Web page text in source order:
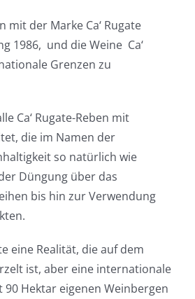
mit der Marke Ca‘ Rugate
1986, und die Weine Ca‘
Grenzen zu
Ca‘ Rugate-Reben mit
die im Namen der
so natürlich wie
Düngung über das
bis hin zur Verwendung
eine Realität, die auf dem
ist, aber eine internationale
90 Hektar eigenen Weinbergen